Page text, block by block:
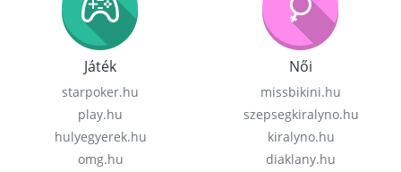
Játék
starpoker.hu
play.hu
hulyegyerek.hu
omg.hu
Női
missbikini.hu
szepsegkiralyno.hu
kiralyno.hu
diaklany.hu